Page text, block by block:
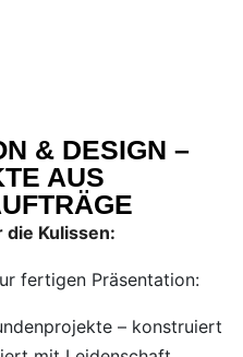
& DESIGN –
AUS
die Kulissen:
fertigen Präsentation:
– konstruiert